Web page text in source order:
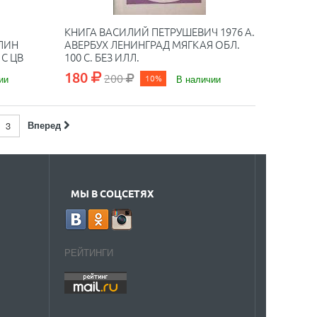
ЦВ
КНИГА ВАСИЛИЙ ПЕТРУШЕВИЧ 1976 А.
АВЕРБУХ ЛЕНИНГРАД МЯГКАЯ ОБЛ.
100 С. БЕЗ ИЛЛ.
180 200 10% В наличии
3 Вперед
МЫ В СОЦСЕТЯХ
РЕЙТИНГИ